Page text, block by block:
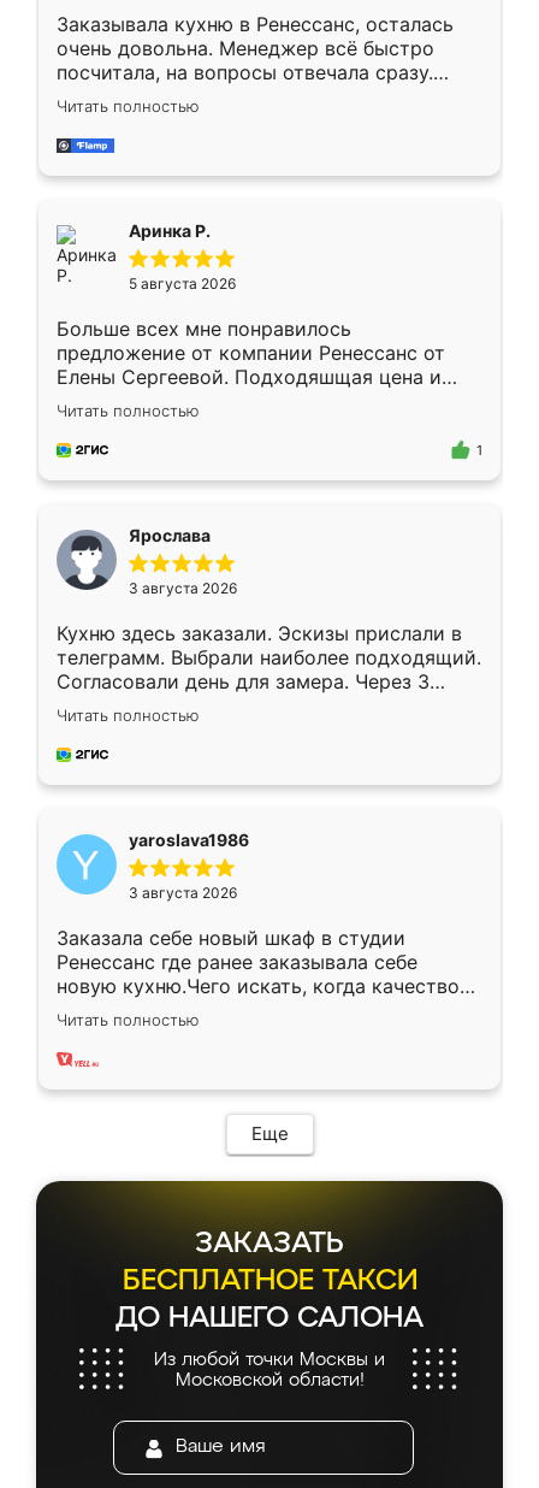
Заказывала кухню в Ренессанс, осталась
очень довольна. Менеджер всё быстро
посчитала, на вопросы отвечала сразу.
Замерщик приехал в субботу, подошёл к
делу со всей ответственностью. Собрали
за день, ребята работали аккуратно, даже
Читать полностью
Аринка Р.
5 августа 2026
Больше всех мне понравилось
предложение от компании Ренессанс от
Елены Сергеевой. Подходяшщая цена и
короткие сроки изготовления. Приехавший
для замера сотрудник Владислав
предложил по моему эскизу самый
Читать полностью
1
Ярослава
3 августа 2026
Кухню здесь заказали. Эскизы прислали в
телеграмм. Выбрали наиболее подходящий.
Согласовали день для замера. Через 3
недели кухня была уже готова. Остались
довольны работой. Спасибо Ренессанс
мебель за качественную работу!
Читать полностью
yaroslava1986
3 августа 2026
Заказала себе новый шкаф в студии
Ренессанс где ранее заказывала себе
новую кухню.Чего искать, когда качеством
вполне довольна. Служит кухня уже почти
два года, нареканий нет.
Читать полностью
Еще
ЗАКАЗАТЬ
БЕСПЛАТНОЕ ТАКСИ
ДО НАШЕГО САЛОНА
Из любой точки Москвы и
Московской области!